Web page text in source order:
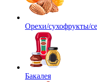
Орехи/сухофрукты/
Бакалея